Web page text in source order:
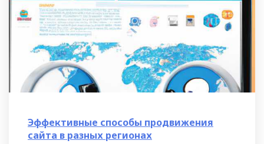
Эффективные способы продвижения
сайта в разных регионах